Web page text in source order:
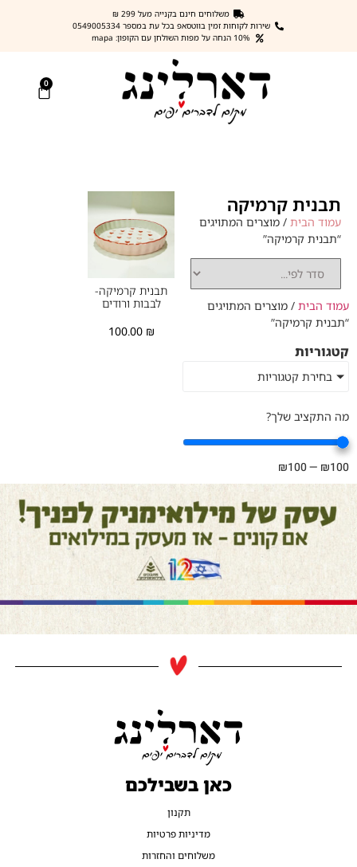
משלוחים חינם בקנייה מעל 299 ₪
שירות לקוחות זמין בווטסאפ בכל עת במספר 0549005334
10% הנחה על מפות השולחן עם הקופון: mapa
0
תבנית קרמיקה-
לבבות ורודים
100.00₪
עמוד הבית/ מוצרים המתויגים
“תבנית קרמיקה”
קטגוריות
בחירת קטגוריות
מה התקציב שלך?
₪100
—
₪100
עמוד הבית/ מוצרים המתויגים
“תבנית קרמיקה”
תבנית קרמיקה
כאן בשבילכם
תקנון
מדיניות פרטיות
משלוחים והחזרות